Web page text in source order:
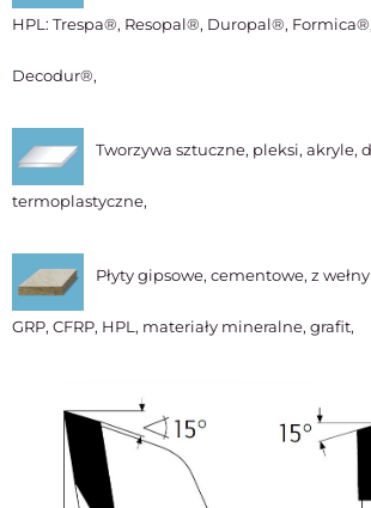
HPL: Trespa®, Resopal®, Duropal®,
Decodur®,
Tworzywa sztuczne, pleksi, akryle,
termoplastyczne,
Płyty gipsowe, cementowe, z
GRP, CFRP, HPL, materiały mineralne, grafit,